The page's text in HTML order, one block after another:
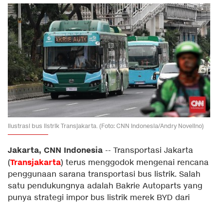
Ilustrasi bus listrik Transjakarta. (Foto: CNN Indonesia/Andry Novelino)
Jakarta, CNN Indonesia -- Transportasi Jakarta
(Transjakarta) terus menggodok mengenai rencana
penggunaan sarana transportasi bus listrik. Salah
satu pendukungnya adalah Bakrie Autoparts yang
punya strategi impor bus listrik merek BYD dari